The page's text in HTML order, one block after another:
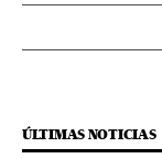
ÚLTIMAS NOTICIAS